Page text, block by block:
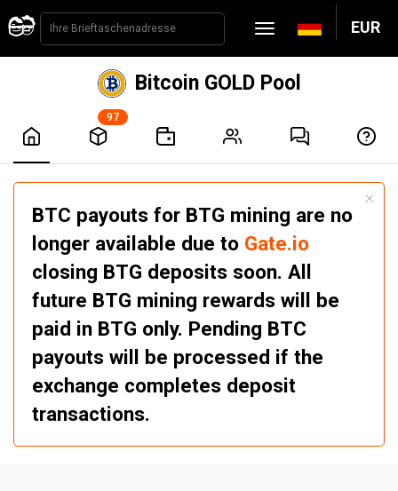
EUR
Bitcoin GOLD Pool
97
BTC payouts for BTG mining are no
longer available due to Gate.io
closing BTG deposits soon. All
future BTG mining rewards will be
paid in BTG only. Pending BTC
payouts will be processed if the
exchange completes deposit
transactions.